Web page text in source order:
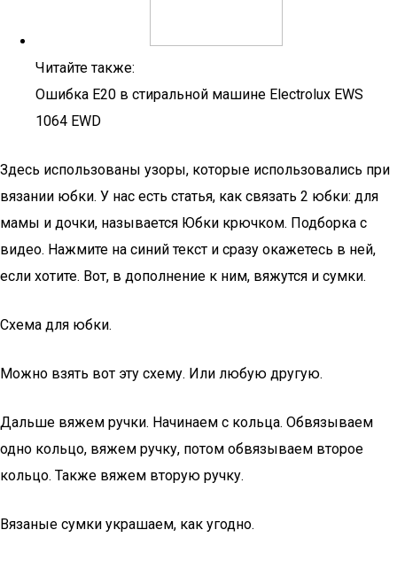
Читайте также:
Ошибка Е20 в стиральной машине Electrolux EWS
1064 EWD
Здесь использованы узоры, которые использовались при
вязании юбки. У нас есть статья, как связать 2 юбки: для
мамы и дочки, называется Юбки крючком. Подборка с
видео. Нажмите на синий текст и сразу окажетесь в ней,
если хотите. Вот, в дополнение к ним, вяжутся и сумки.
Схема для юбки.
Можно взять вот эту схему. Или любую другую.
Дальше вяжем ручки. Начинаем с кольца. Обвязываем
одно кольцо, вяжем ручку, потом обвязываем второе
кольцо. Также вяжем вторую ручку.
Вязаные сумки украшаем, как угодно.